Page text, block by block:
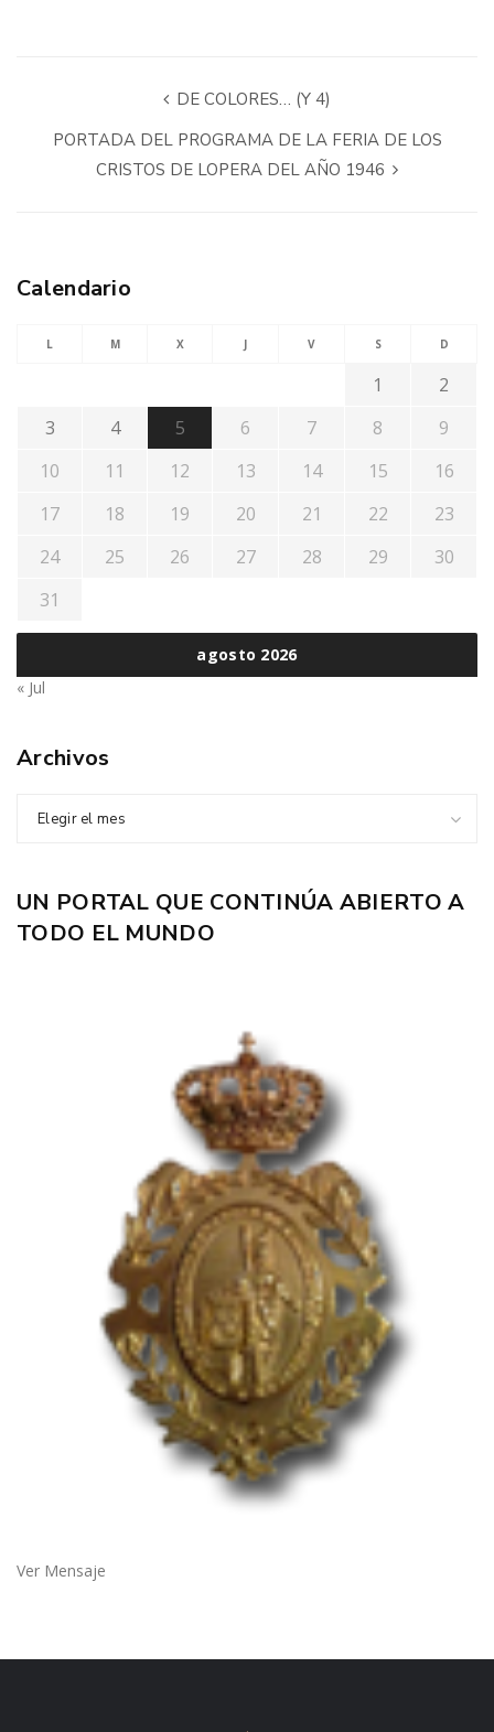
DE COLORES… (Y 4)
PORTADA DEL PROGRAMA DE LA FERIA DE LOS
CRISTOS DE LOPERA DEL AÑO 1946
Calendario
agosto 2026
L M X J V S D
1
2
3
4 5 6 7 8
9
10
11 12 13 14 15
16
17
18 19 20 21 22
23
24
25 26 27 28 29
30
31
« Jul
Archivos
Elegir el mes
UN PORTAL QUE CONTINÚA ABIERTO A
TODO EL MUNDO
Ver Mensaje